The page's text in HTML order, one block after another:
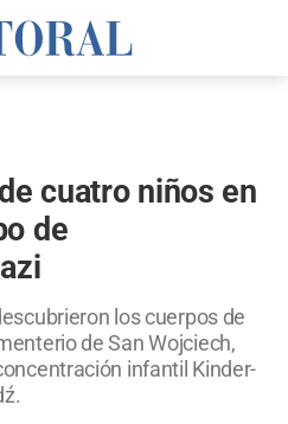
cuatro niños en
de
los cuerpos de
de San Wojciech,
infantil Kinder-